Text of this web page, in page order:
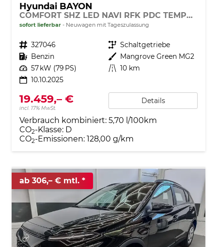
Hyundai BAYON
COMFORT SHZ LED NAVI RFK PDC TEMPOMAT
sofort lieferbar Neuwagen mit Tageszulassung
Fahrzeugnr. 327046 Getriebe Schaltgetriebe
Kraftstoff Benzin Außenfarbe Mangrove Green MG2
Leistung 57 kW (79 PS) Kilometerstand 10 km
10.10.2025
19.459,– €
incl. 17% MwSt.
Details
Verbrauch kombiniert: 5,70 l/100km
CO2-Klasse: D
CO2-Emissionen: 128,00 g/km
ab 306,– € mtl.